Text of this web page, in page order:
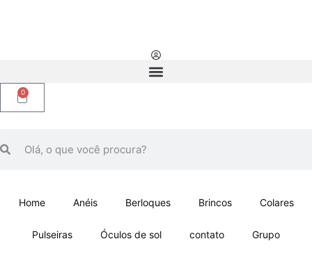
0
Home Anéis Berloques Brincos Colares
Pulseiras Óculos de sol contato Grupo